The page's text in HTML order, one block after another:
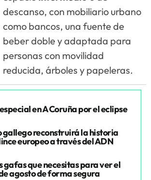
descanso, con mobiliario urbano
como bancos, una fuente de
beber doble y adaptada para
personas con movilidad
reducida, árboles y papeleras.
en A Coruña por el eclipse
gallego reconstruirá la historia
europeo a través del ADN
gafas que necesitas para ver el
agosto de forma segura